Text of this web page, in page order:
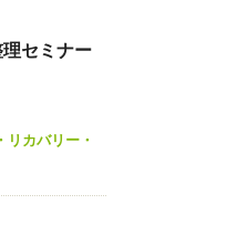
セミナー
リカバリー・